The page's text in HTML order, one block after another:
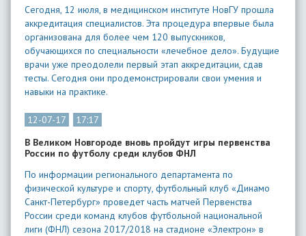
Сегодня, 12 июля, в медицинском институте НовГУ прошла
аккредитация специалистов. Эта процедура впервые была
организована для более чем 120 выпускников,
обучающихся по специальности «лечебное дело». Будущие
врачи уже преодолели первый этап аккредитации, сдав
тесты. Сегодня они продемонстрировали свои умения и
навыки на практике.
12-07-17
17:17
В Великом Новгороде вновь пройдут игры первенства
России по футболу среди клубов ФНЛ
По информации регионального департамента по
физической культуре и спорту, футбольный клуб «Динамо
Санкт-Петербург» проведет часть матчей Первенства
России среди команд клубов футбольной национальной
лиги (ФНЛ) сезона 2017/2018 на стадионе «Электрон» в